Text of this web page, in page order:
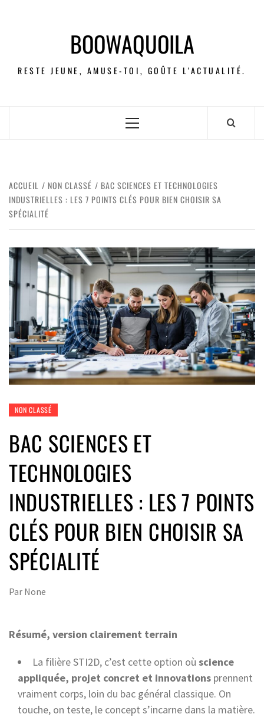
BOOWAQUOILA
RESTE JEUNE, AMUSE-TOI, GOÛTE L'ACTUALITÉ.
ACCUEIL NON CLASSÉ
BAC SCIENCES ET TECHNOLOGIES
INDUSTRIELLES : LES 7 POINTS CLÉS POUR BIEN CHOISIR SA
SPÉCIALITÉ
NON CLASSÉ
BAC SCIENCES ET
TECHNOLOGIES
INDUSTRIELLES : LES 7 POINTS
CLÉS POUR BIEN CHOISIR SA
SPÉCIALITÉ
Par None
Résumé, version clairement terrain
La filière STI2D, c’est cette option où science
appliquée, projet concret et innovations prennent
vraiment corps, loin du bac général classique. On
touche, on teste, le concept s’incarne dans la matière.